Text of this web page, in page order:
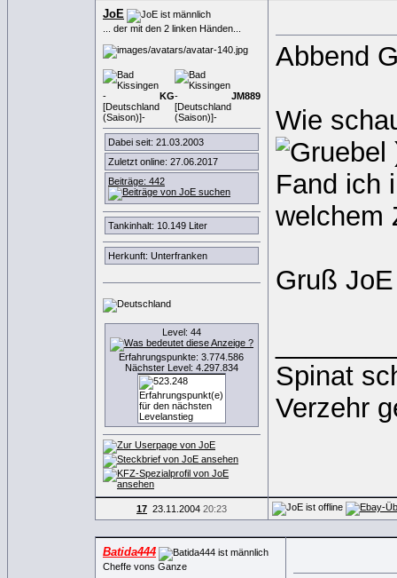
JoE
... der mit den 2 linken Händen...
KG JM889
Dabei seit: 21.03.2003
Zuletzt online: 27.06.2017
Beiträge: 442
Tankinhalt: 10.149 Liter
Herkunft: Unterfranken
Level: 44
Erfahrungspunkte: 3.774.586
Nächster Level: 4.297.834
Abbend
Wie
Fand ich
welchem
Gruß
Spinat
Verzehr
17 23.11.2004 20:23
Batida444
Cheffe vons Ganze